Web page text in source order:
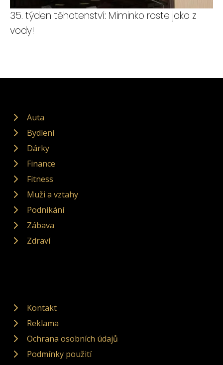
35. týden těhotenství: Miminko roste jako z
vody!
Auta
Bydlení
Dárky
Finance
Fitness
Muži a vztahy
Podnikání
Zábava
Zdraví
Kontakt
Reklama
Ochrana osobních údajů
Podmínky použití